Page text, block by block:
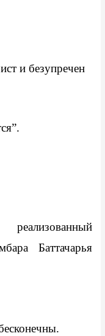
и безупречен
Баттачарья